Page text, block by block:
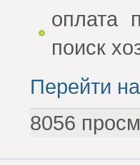
оплата
поиск
Перейти
8056